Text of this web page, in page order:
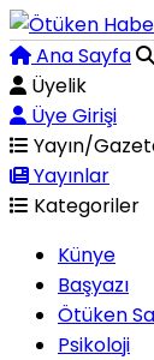
Ana Sayfa
Üyelik
Üye Girişi
Yayın/
Yayınlar
Kategoriler
Künye
Başyazı
Ötüken
Psikoloji